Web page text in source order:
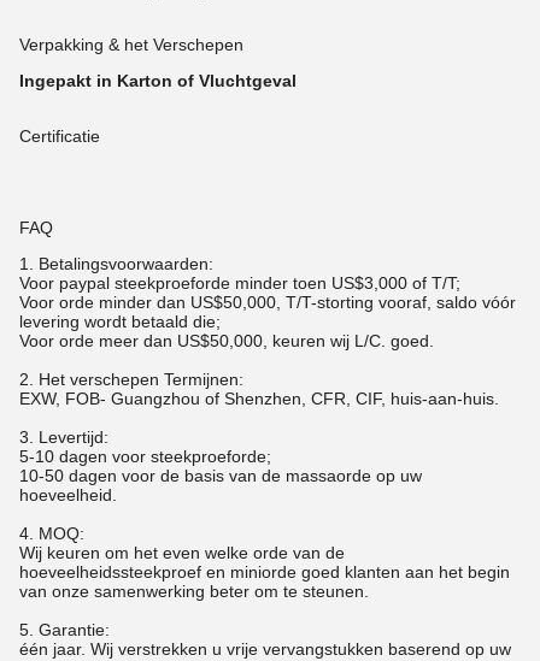
Verpakking & het Verschepen
Ingepakt in Karton of Vluchtgeval
Certificatie
FAQ
1. Betalingsvoorwaarden:
Voor paypal steekproeforde minder toen US$3,000 of T/T;
Voor orde minder dan US$50,000, T/T-storting vooraf, saldo vóór
levering wordt betaald die;
Voor orde meer dan US$50,000, keuren wij L/C. goed.
2. Het verschepen Termijnen:
EXW, FOB- Guangzhou of Shenzhen, CFR, CIF, huis-aan-huis.
3. Levertijd:
5-10 dagen voor steekproeforde;
10-50 dagen voor de basis van de massaorde op uw
hoeveelheid.
4. MOQ:
Wij keuren om het even welke orde van de
hoeveelheidssteekproef en miniorde goed klanten aan het begin
van onze samenwerking beter om te steunen.
5. Garantie:
één jaar. Wij verstrekken u vrije vervangstukken baserend op uw